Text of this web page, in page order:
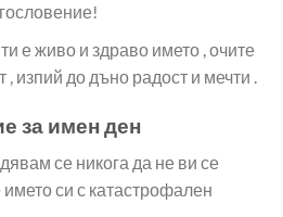
е живо и здраво името , очите
, изпий до дъно радост и мечти .
за имен ден
се никога да не ви се
си с катастрофален